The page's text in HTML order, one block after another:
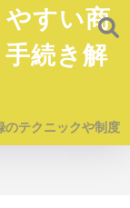
すい商
続き解
のテクニックや制度